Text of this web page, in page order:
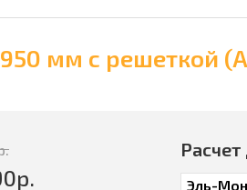
мм с решеткой
р.